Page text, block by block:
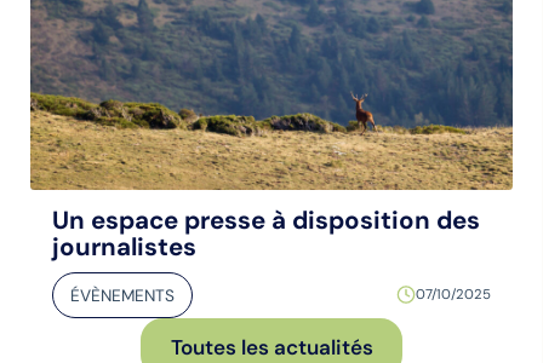
Un espace presse à disposition des
journalistes
ÉVÈNEMENTS 07/10/2025
Toutes les actualités